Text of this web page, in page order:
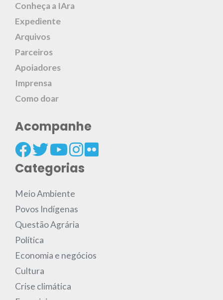
Conheça a IAra
Expediente
Arquivos
Parceiros
Apoiadores
Imprensa
Como doar
Acompanhe
Categorias
Meio Ambiente
Povos Indígenas
Questão Agrária
Política
Economia e negócios
Cultura
Crise climática